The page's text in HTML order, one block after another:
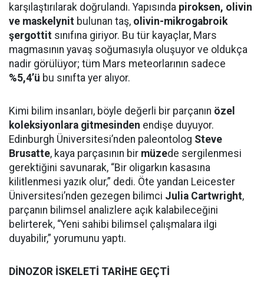
karşılaştırılarak doğrulandı. Yapısında piroksen, olivin
ve maskelynit bulunan taş, olivin-mikrogabroik
şergottit sınıfına giriyor. Bu tür kayaçlar, Mars
magmasının yavaş soğumasıyla oluşuyor ve oldukça
nadir görülüyor; tüm Mars meteorlarının sadece
%5,4’ü bu sınıfta yer alıyor.
Kimi bilim insanları, böyle değerli bir parçanın özel
koleksiyonlara gitmesinden endişe duyuyor.
Edinburgh Üniversitesi’nden paleontolog Steve
Brusatte, kaya parçasının bir müzede sergilenmesi
gerektiğini savunarak, “Bir oligarkın kasasına
kilitlenmesi yazık olur,” dedi. Öte yandan Leicester
Üniversitesi’nden gezegen bilimci Julia Cartwright,
parçanın bilimsel analizlere açık kalabileceğini
belirterek, “Yeni sahibi bilimsel çalışmalara ilgi
duyabilir,” yorumunu yaptı.
DİNOZOR İSKELETİ TARİHE GEÇTİ